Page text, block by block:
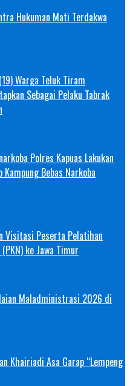
Hukuman Mati Terdakwa
Warga Teluk Tiram
Sebagai Pelaku Tabrak
Polres Kapuas Lakukan
Bebas Narkoba
Visitasi Peserta Pelatihan
ke Jawa Timur
Maladministrasi 2026 di
Khairiadi Asa Garap “Lempeng